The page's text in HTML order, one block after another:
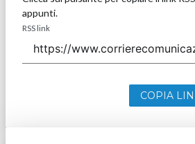
appunti.
RSS link
COPIA